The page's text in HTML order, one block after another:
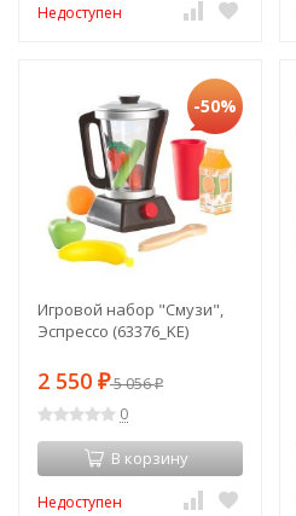
Недоступен
-50%
Игровой набор "Смузи",
Эспрессо (63376_KE)
2 550 ₽5 056₽
0
В корзину
Недоступен